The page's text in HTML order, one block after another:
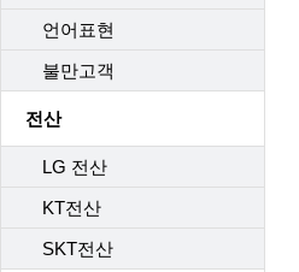
언어표현
불만고객
전산
LG 전산
KT전산
SKT전산